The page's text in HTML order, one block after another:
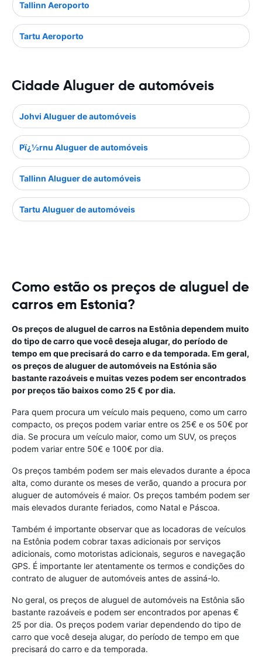
Tallinn Aeroporto
Tartu Aeroporto
Cidade Aluguer de automóveis
Johvi Aluguer de automóveis
Pï¿½rnu Aluguer de automóveis
Tallinn Aluguer de automóveis
Tartu Aluguer de automóveis
Como estão os preços de aluguel de
carros em Estonia?
Os preços de aluguel de carros na Estônia dependem muito
do tipo de carro que você deseja alugar, do período de
tempo em que precisará do carro e da temporada. Em geral,
os preços de aluguer de automóveis na Estónia são
bastante razoáveis e muitas vezes podem ser encontrados
por preços tão baixos como 25 € por dia.
Para quem procura um veículo mais pequeno, como um carro
compacto, os preços podem variar entre os 25€ e os 50€ por
dia. Se procura um veículo maior, como um SUV, os preços
podem variar entre 50€ e 100€ por dia.
Os preços também podem ser mais elevados durante a época
alta, como durante os meses de verão, quando a procura por
aluguer de automóveis é maior. Os preços também podem ser
mais elevados durante feriados, como Natal e Páscoa.
Também é importante observar que as locadoras de veículos
na Estônia podem cobrar taxas adicionais por serviços
adicionais, como motoristas adicionais, seguros e navegação
GPS. É importante ler atentamente os termos e condições do
contrato de aluguer de automóveis antes de assiná-lo.
No geral, os preços de aluguel de automóveis na Estônia são
bastante razoáveis e podem ser encontrados por apenas €
25 por dia. Os preços podem variar dependendo do tipo de
carro que você deseja alugar, do período de tempo em que
precisará do carro e da temporada.